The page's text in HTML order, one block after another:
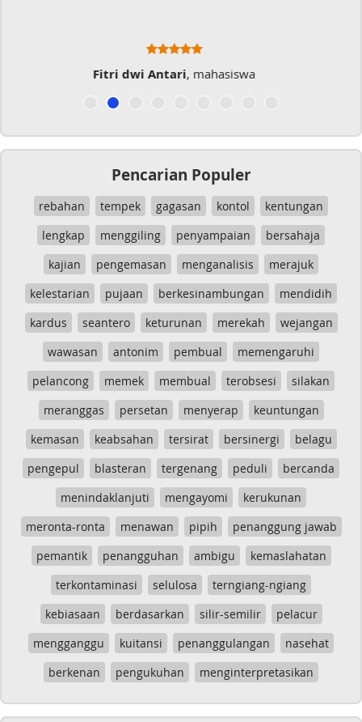
Musicer Indo
Pencarian Populer
rebahan tempek gagasan kontol
kentungan
lengkap
menggiling penyampaian
bersahaja
kajian
pengemasan menganalisis
merajuk
kelestarian
pujaan berkesinambungan
mendidih
kardus
seantero keturunan merekah
wejangan
wawasan
antonim pembual
memengaruhi
pelancong
memek membual terobsesi
silakan
meranggas
persetan menyerap
keuntungan
kemasan
keabsahan tersirat bersinergi
belagu
pengepul
blasteran tergenang peduli
bercanda
menindaklanjuti
mengayomi
kerukunan
meronta-ronta
menawan pipih
penanggung jawab
pemantik
penangguhan ambigu
kemaslahatan
terkontaminasi
selulosa
terngiang-ngiang
kebiasaan
berdasarkan silir-semilir
pelacur
mengganggu
kuitansi penanggulangan
nasehat
berkenan
pengukuhan menginterpretasikan